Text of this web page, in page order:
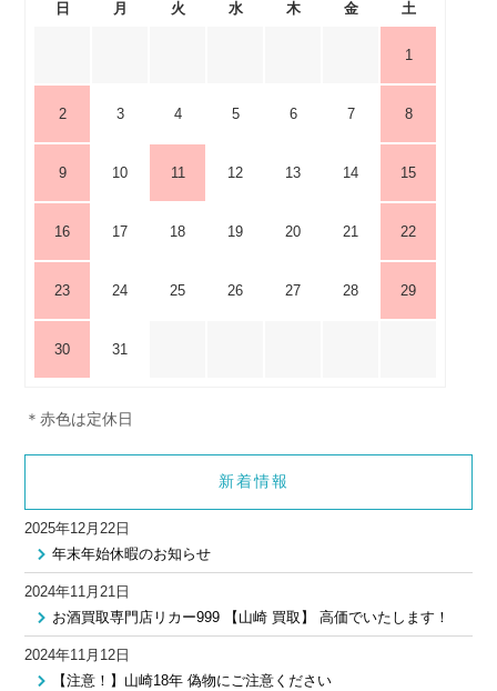
日 月 火 水 木 金 土
1
2 3 4 5 6 7 8
9 10 11 12 13 14 15
16 17 18 19 20 21 22
23 24 25 26 27 28 29
30 31
＊赤色は定休日
新着情報
2025年12月22日
年末年始休暇のお知らせ
2024年11月21日
お酒買取専門店リカー999 【山崎 買取】 高価でいたします！
2024年11月12日
【注意！】山崎18年 偽物にご注意ください